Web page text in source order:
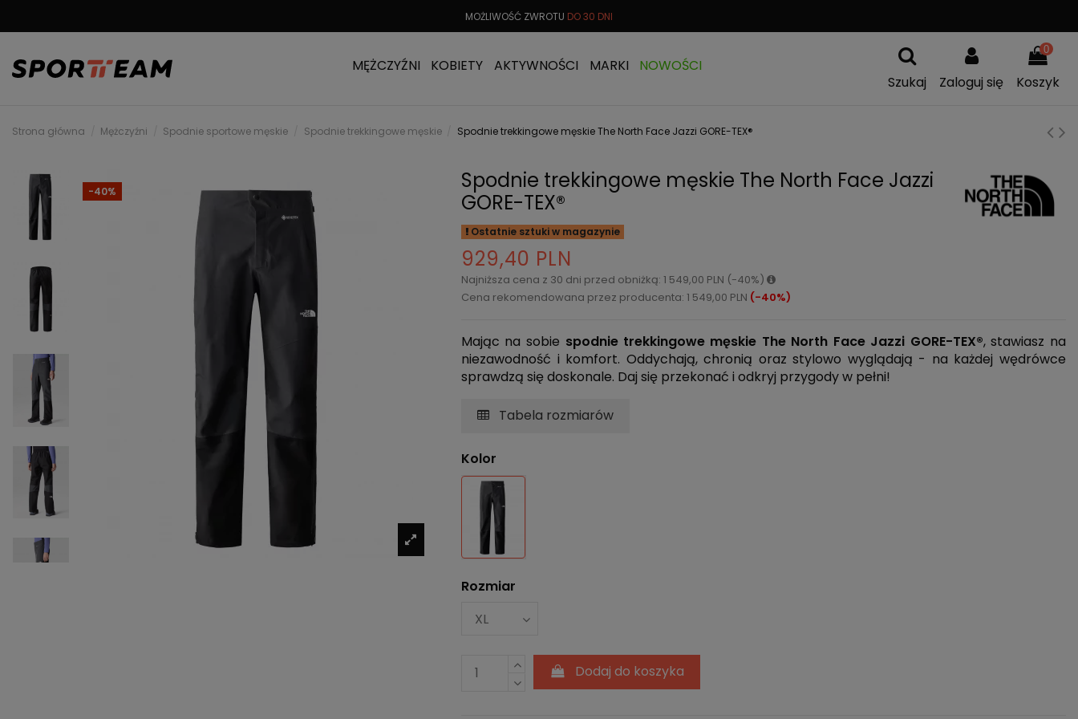
MOŻLIWOŚĆ ZWROTU DO 30 DNI
MĘŻCZYŹNI KOBIETY AKTYWNOŚCI MARKI
NOWOŚCI
Szukaj
Zaloguj się
0
Koszyk
Strona główna Mężczyźni Spodnie sportowe męskie Spodnie trekkingowe męskie Spodnie trekkingowe męskie The North Face Jazzi GORE-TEX®
-40%
Spodnie trekkingowe męskie The North Face Jazzi
GORE-TEX®
Ostatnie sztuki w magazynie
929,40 PLN
Najniższa cena z 30 dni przed obniżką: 1 549,00 PLN (-40%)
Cena rekomendowana przez producenta: 1 549,00 PLN (-40%)
Mając na sobie spodnie trekkingowe męskie The North Face Jazzi GORE-TEX®, stawiasz na
niezawodność i komfort. Oddychają, chronią oraz stylowo wyglądają - na każdej wędrówce
sprawdzą się doskonale. Daj się przekonać i odkryj przygody w pełni!
Tabela rozmiarów
Kolor
Czarny
Rozmiar
Dodaj do koszyka